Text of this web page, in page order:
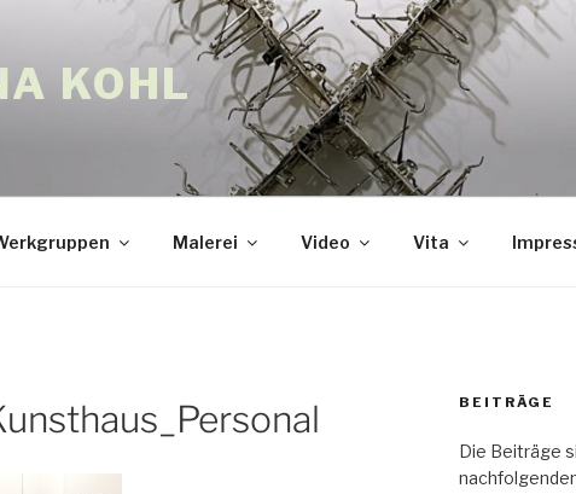
KOHL
Malerei Video Vita
BEITRÄGE
Die Beiträge